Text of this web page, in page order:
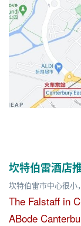
坎特伯雷酒店推
坎特伯雷市中心很小
The Falstaff in
ABode